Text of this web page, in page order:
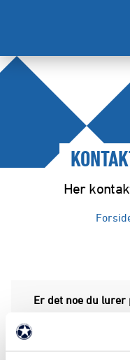
Her
Er det noe du lurer